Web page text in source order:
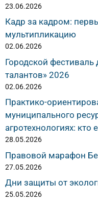
23.06.2026
Кадр за кадром:
мультипликацию
02.06.2026
Городской фестиваль
талантов» 2026
02.06.2026
Практико-
муниципального
агротехнологиях: кто
28.05.2026
Правовой марафон
27.05.2026
Дни защиты от
25.05.2026